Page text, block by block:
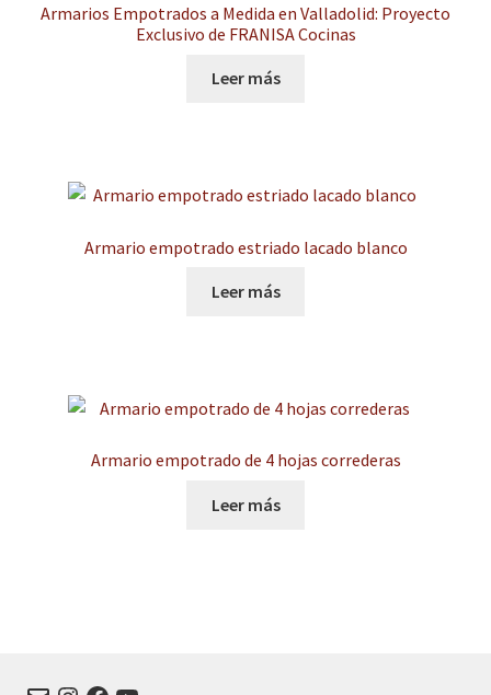
Armarios Empotrados a Medida en Valladolid: Proyecto
Exclusivo de FRANISA Cocinas
Leer más
Armario empotrado estriado lacado blanco
Leer más
Armario empotrado de 4 hojas correderas
Leer más